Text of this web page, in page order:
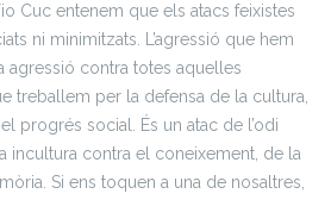
Cuc entenem que els atacs feixistes
ni minimitzats. L’agressió que hem
agressió contra totes aquelles
treballem per la defensa de la cultura,
progrés social. És un atac de l’odi
incultura contra el coneixement, de la
Si ens toquen a una de nosaltres,